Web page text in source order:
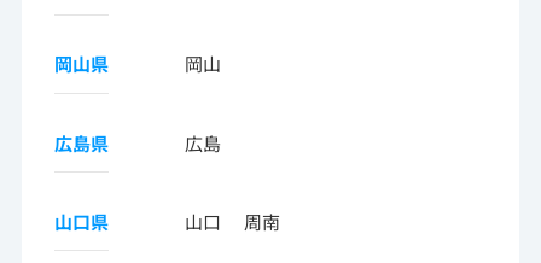
岡山県 岡山
広島県 広島
山口県 山口 周南